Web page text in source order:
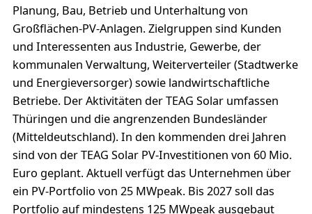
Planung, Bau, Betrieb und Unterhaltung von
Großflächen-PV-Anlagen. Zielgruppen sind Kunden
und Interessenten aus Industrie, Gewerbe, der
kommunalen Verwaltung, Weiterverteiler (Stadtwerke
und Energieversorger) sowie landwirtschaftliche
Betriebe. Der Aktivitäten der TEAG Solar umfassen
Thüringen und die angrenzenden Bundesländer
(Mitteldeutschland). In den kommenden drei Jahren
sind von der TEAG Solar PV-Investitionen von 60 Mio.
Euro geplant. Aktuell verfügt das Unternehmen über
ein PV-Portfolio von 25 MWpeak. Bis 2027 soll das
Portfolio auf mindestens 125 MWpeak ausgebaut